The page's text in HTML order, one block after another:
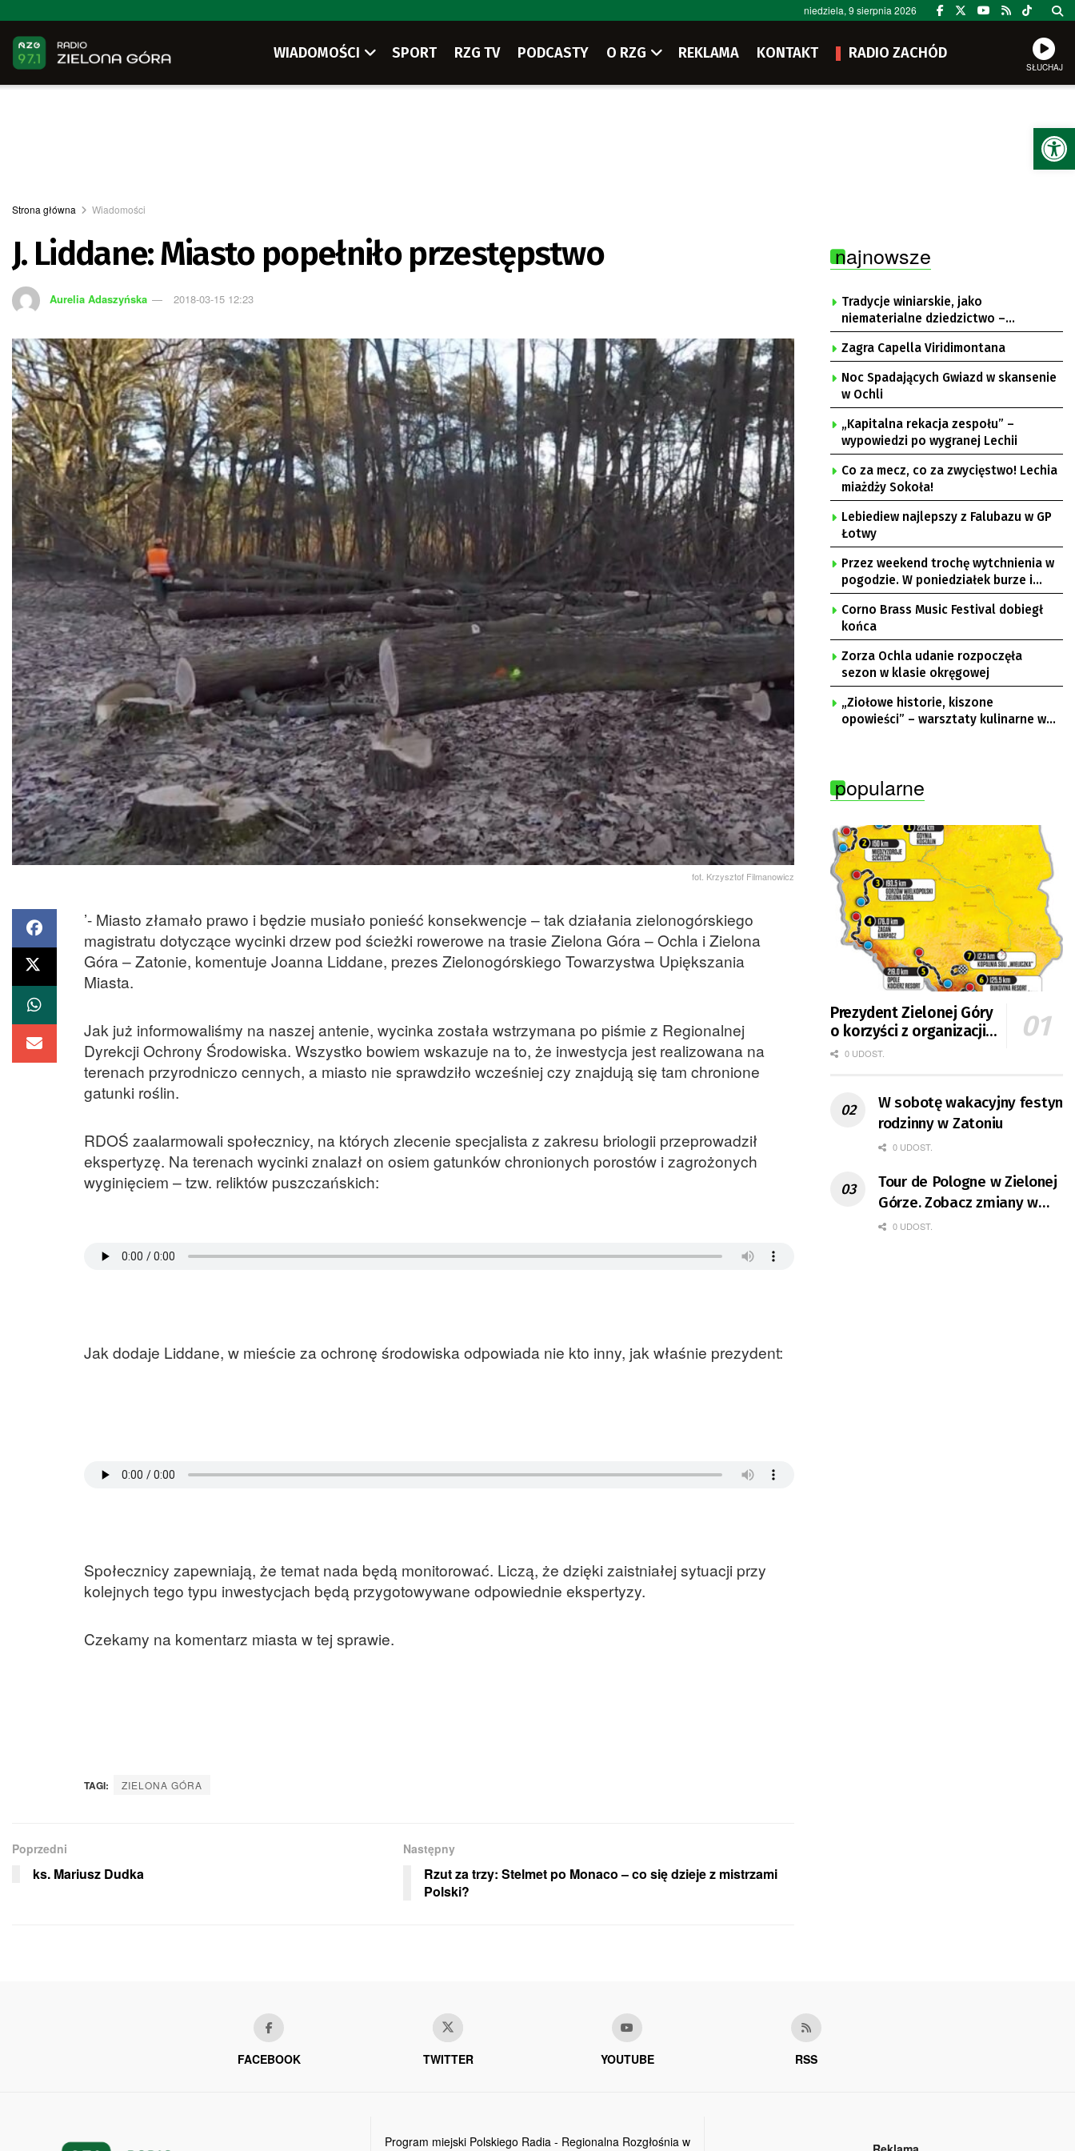
niedziela, 9 sierpnia 2026
WIADOMOŚCI SPORT RZG TV PODCASTY O RZG REKLAMA KONTAKT RADIO ZACHÓD
SŁUCHAJ
Strona główna Wiadomości
J. Liddane: Miasto popełniło przestępstwo
Aurelia Adaszyńska 2018-03-15 12:23
fot. Krzysztof Filmanowicz
’- Miasto złamało prawo i będzie musiało ponieść konsekwencje – tak działania zielonogórskiego
magistratu dotyczące wycinki drzew pod ścieżki rowerowe na trasie Zielona Góra – Ochla i Zielona
Góra – Zatonie, komentuje Joanna Liddane, prezes Zielonogórskiego Towarzystwa Upiększania
Miasta.
Jak już informowaliśmy na naszej antenie, wycinka została wstrzymana po piśmie z Regionalnej
Dyrekcji Ochrony Środowiska. Wszystko bowiem wskazuje na to, że inwestycja jest realizowana na
terenach przyrodniczo cennych, a miasto nie sprawdziło wcześniej czy znajdują się tam chronione
gatunki roślin.
RDOŚ zaalarmowali społecznicy, na których zlecenie specjalista z zakresu briologii przeprowadził
ekspertyzę. Na terenach wycinki znalazł on osiem gatunków chronionych porostów i zagrożonych
wyginięciem – tzw. reliktów puszczańskich:
Jak dodaje Liddane, w mieście za ochronę środowiska odpowiada nie kto inny, jak właśnie prezydent:
Społecznicy zapewniają, że temat nada będą monitorować. Liczą, że dzięki zaistniałej sytuacji przy
kolejnych tego typu inwestycjach będą przygotowywane odpowiednie ekspertyzy.
Czekamy na komentarz miasta w tej sprawie.
TAGI: ZIELONA GÓRA
Poprzedni
ks. Mariusz Dudka
Następny
Rzut za trzy: Stelmet po Monaco – co się dzieje z mistrzami
Polski?
najnowsze
Tradycje winiarskie, jako
niematerialne dziedzictwo –
konsultacje i projekt
Zagra Capella Viridimontana
Noc Spadających Gwiazd w skansenie
w Ochli
„Kapitalna rekacja zespołu” –
wypowiedzi po wygranej Lechii
Co za mecz, co za zwycięstwo! Lechia
miażdży Sokoła!
Lebiediew najlepszy z Falubazu w GP
Łotwy
Przez weekend trochę wytchnienia w
pogodzie. W poniedziałek burze i
upał
Corno Brass Music Festival dobiegł
końca
Zorza Ochla udanie rozpoczęła
sezon w klasie okręgowej
„Ziołowe historie, kiszone
opowieści” – warsztaty kulinarne w
popularne
Prezydent Zielonej Góry
o korzyści z organizacji
mety Tour de Pologne
0 UDOST.
W sobotę wakacyjny festyn
rodzinny w Zatoniu
0 UDOST.
Tour de Pologne w Zielonej
Górze. Zobacz zmiany w
organizacji ruchu
0 UDOST.
FACEBOOK TWITTER YOUTUBE RSS
Program miejski Polskiego Radia - Regionalna Rozgłośnia w